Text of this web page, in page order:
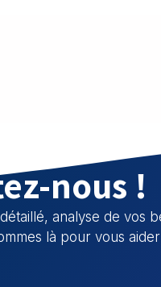
nous !
analyse de vos
là pour vous